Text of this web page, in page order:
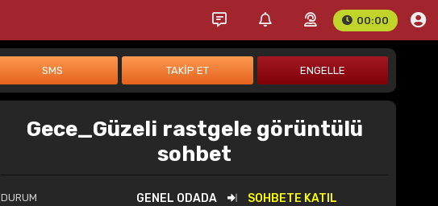
00:00
Gece_Güzeli rastgele görüntülü
sohbet
DURUM GENEL ODADA SOHBETE KATIL